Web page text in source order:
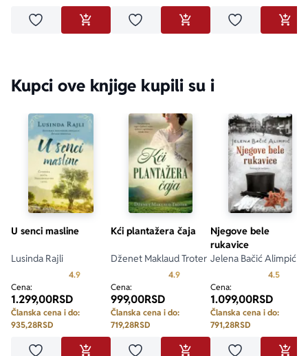
Dodaj u omiljeneDODAJ U KORPUDodaj u omiljeneDODAJ U KORPU
Dodaj u
Kupci ove knjige kupili su i
U senci masline
Lusinda Rajli
4.9Prosecna ocena je 4.9 od 5
Cena:
1.299,00RSD
Članska cena i do:
935,28RSD
Kći plantažera čaja
Dženet Maklaud Troter
4.9Prosecna ocena je 4.9 od 5
Cena:
999,00RSD
Članska cena i do:
719,28RSD
Njegove bele
rukavice
Jelena Bačić Alimpić
4.5
Cena:
1.099,00RSD
Članska cena i do:
791,28RSD